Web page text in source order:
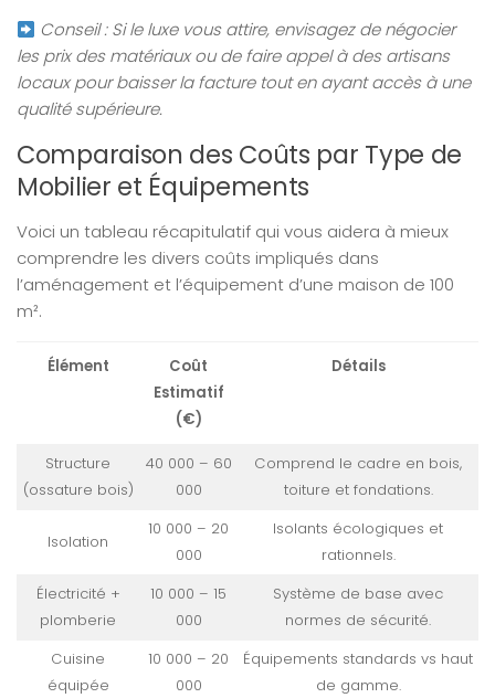
Conseil : Si le luxe vous attire, envisagez de négocier
les prix des matériaux ou de faire appel à des artisans
locaux pour baisser la facture tout en ayant accès à une
qualité supérieure.
Comparaison des Coûts par Type de
Mobilier et Équipements
Voici un tableau récapitulatif qui vous aidera à mieux
comprendre les divers coûts impliqués dans
l’aménagement et l’équipement d’une maison de 100
m².
Élément
Coût
Estimatif
(€)
Détails
Structure
(ossature bois)
40 000 – 60
000
Comprend le cadre en bois,
toiture et fondations.
Isolation
10 000 – 20
000
Isolants écologiques et
rationnels.
Électricité +
plomberie
10 000 – 15
000
Système de base avec
normes de sécurité.
Cuisine
équipée
10 000 – 20
000
Équipements standards vs haut
de gamme.